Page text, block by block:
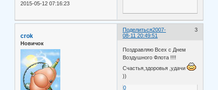
2015-05-12 07:16:23
Поделиться 3
2007-
08-11 20:49:51
crok
Новичок
Поздравляю Всех с Днем
Воздушного Флота !!!!
Счастья,здоровья ,удачи
))
0